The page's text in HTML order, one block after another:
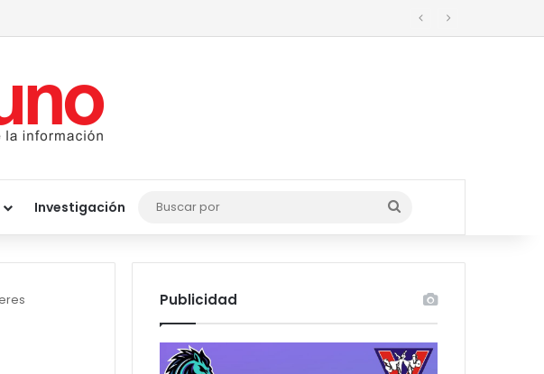
pesos por becerro
Investigación
Buscar
por
Publicidad